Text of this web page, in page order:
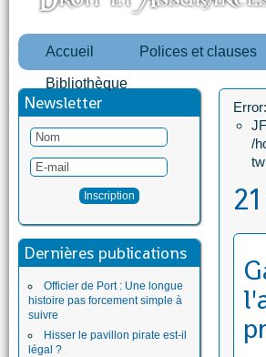
Accueil Polices et clauses
Bibliothèque
Newsletter
Dernières publications
Officier de Port : Une longue
histoire pas forcement simple à
suivre
Hisser le pavillon pirate est-il
légal ?
Error:
/